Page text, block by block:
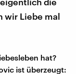
wir Liebe mal
hat?
ist überzeugt: